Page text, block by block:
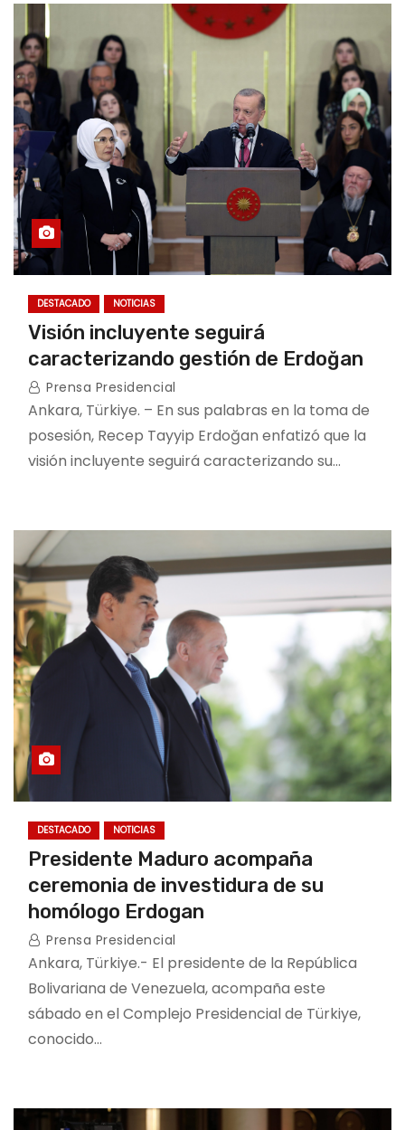
DESTACADO NOTICIAS
Visión incluyente seguirá
caracterizando gestión de Erdoğan
Prensa Presidencial
Ankara, Türkiye. – En sus palabras en la toma de
posesión, Recep Tayyip Erdoğan enfatizó que la
visión incluyente seguirá caracterizando su…
DESTACADO NOTICIAS
Presidente Maduro acompaña
ceremonia de investidura de su
homólogo Erdogan
Prensa Presidencial
Ankara, Türkiye.- El presidente de la República
Bolivariana de Venezuela, acompaña este
sábado en el Complejo Presidencial de Türkiye,
conocido…